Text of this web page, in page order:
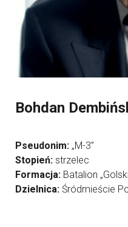
Bohdan
Pseudonim: „M-3”
Stopień: strzelec
Formacja: Batalion
Dzielnica: Śródmieście